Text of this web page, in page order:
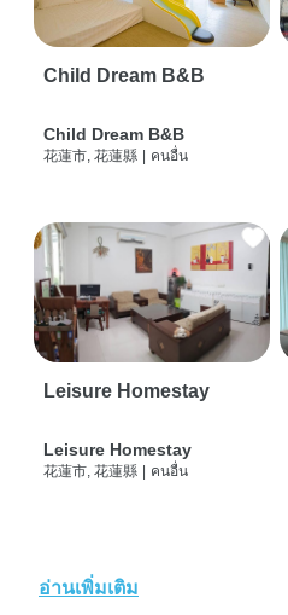
Child Dream B&B
Child Dream B&B
花蓮市, 花蓮縣 คนอื่น
Leisure Homestay
Leisure Homestay
花蓮市, 花蓮縣 คนอื่น
อ่านเพิ่มเติม